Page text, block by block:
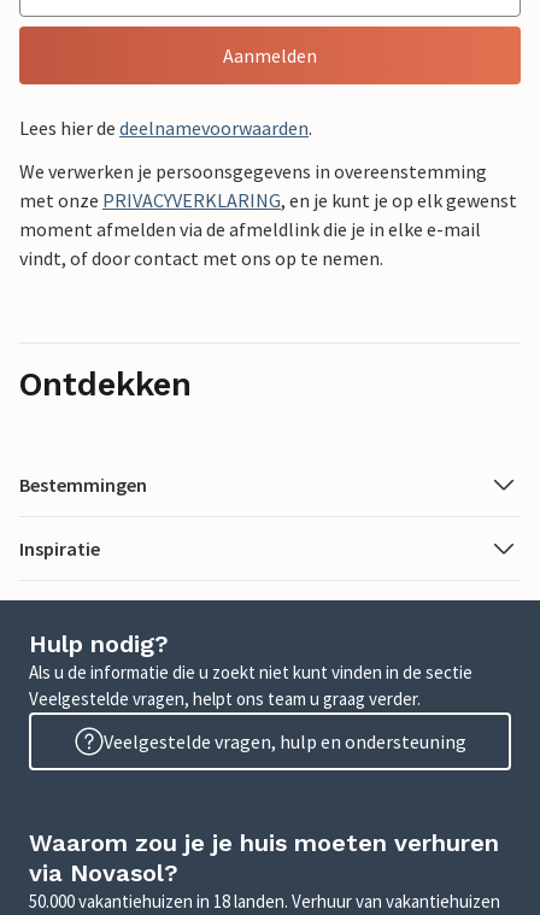
Aanmelden
Lees hier de deelnamevoorwaarden.
We verwerken je persoonsgegevens in overeenstemming
met onze PRIVACYVERKLARING, en je kunt je op elk gewenst
moment afmelden via de afmeldlink die je in elke e-mail
vindt, of door contact met ons op te nemen.
Ontdekken
Bestemmingen
Inspiratie
Hulp nodig?
Als u de informatie die u zoekt niet kunt vinden in de sectie
Veelgestelde vragen, helpt ons team u graag verder.
Veelgestelde vragen, hulp en ondersteuning
Waarom zou je je huis moeten verhuren
via Novasol?
50.000 vakantiehuizen in 18 landen. Verhuur van vakantiehuizen